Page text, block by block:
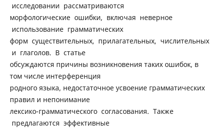
исследовании рассматриваются
морфологические ошибки, включая неверное
использование грамматических
форм существительных, прилагательных, числительных
и глаголов. В статье
обсуждаются причины возникновения таких ошибок, в
том числе интерференция
родного языка, недостаточное усвоение грамматических
правил и непонимание
лексико-грамматического согласования. Также
предлагаются эффективные